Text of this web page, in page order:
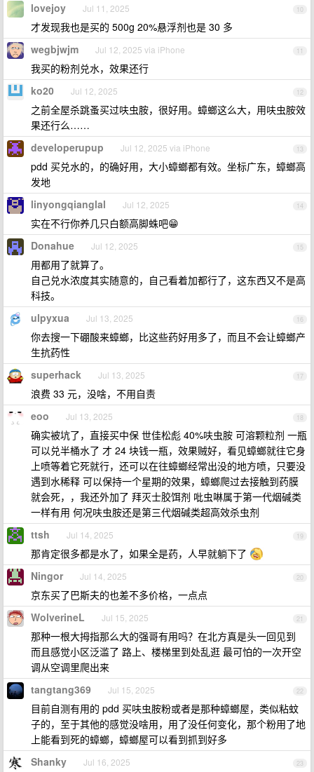
10
lovejoy Jul 11, 2025
才发现我也是买的 500g 20%悬浮剂也是 30 多
11
wegbjwjm Jul 12, 2025 via iPhone
我买的粉剂兑水，效果还行
12
ko20 Jul 12, 2025
之前全屋杀跳蚤买过呋虫胺，很好用。蟑螂这么大，用呋虫胺效
果还行么……
13
developerupup Jul 12, 2025 via iPhone
pdd 买兑水的，的确好用，大小蟑螂都有效。坐标广东，蟑螂高
发地
14
linyongqianglal Jul 12, 2025
实在不行你养几只白额高脚蛛吧😁
15
Donahue Jul 12, 2025
用都用了就算了。
自己兑水浓度其实随意的，自己看着加都行了，这东西又不是高
科技。
16
ulpyxua Jul 13, 2025
你去搜一下硼酸来蟑螂，比这些药好用多了，而且不会让蟑螂产
生抗药性
17
superhack Jul 13, 2025
浪费 33 元，没啥，不用自责
18
eoo Jul 13, 2025
确实被坑了，直接买中保 世佳松彪 40%呋虫胺 可溶颗粒剂 一瓶
可以兑半桶水了 才 24 块钱一瓶，效果贼好，看见蟑螂就往它身
上喷等着它死就行，还可以在往蟑螂经常出没的地方喷，只要没
遇到水稀释 可以保持一个星期的效果，蟑螂爬过去接触到药膜
就会死，，我还外加了 拜灭士胶饵剂 吡虫啉属于第一代烟碱类
一样有用 何况呋虫胺还是第三代烟碱类超高效杀虫剂
19
ttsh Jul 14, 2025
那肯定很多都是水了，如果全是药，人早就躺下了
20
Ningor Jul 14, 2025
京东买了巴斯夫的也差不多价格，一点点
21
WolverineL Jul 15, 2025
那种一根大拇指那么大的强哥有用吗？在北方真是头一回见到
而且感觉小区泛滥了 路上、楼梯里到处乱逛 最可怕的一次开空
调从空调里爬出来
22
tangtang369 Jul 15, 2025
目前自测有用的 pdd 买呋虫胺粉或者是那种蟑螂屋，类似粘蚊
子的，至于其他的感觉没啥用，用了没任何变化，那个粉用了地
上能看到死的蟑螂，蟑螂屋可以看到抓到好多
23
Shanky Jul 16, 2025